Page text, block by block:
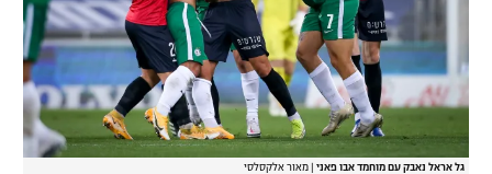
גל אראל נאבק עם מוחמד אבו פאני מאור אלקסלסי